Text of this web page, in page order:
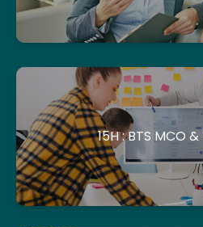
15H : BTS MCO &